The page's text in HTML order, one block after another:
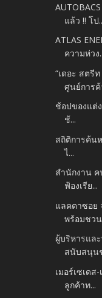
แล้ว !! โป
ATLAS
ความห่วง
“เดอะ สตรี
ศูนย์การค้
ช้อปของแต่
ช้...
สถิติการค้น
ไ...
สำนักงาน
ฟ้องเรีย...
แลคตาซอย
พร้อมชวน
ผู้บริหารแล
สนับสนุน
เมอร์เซเด
ลูกค้าท...